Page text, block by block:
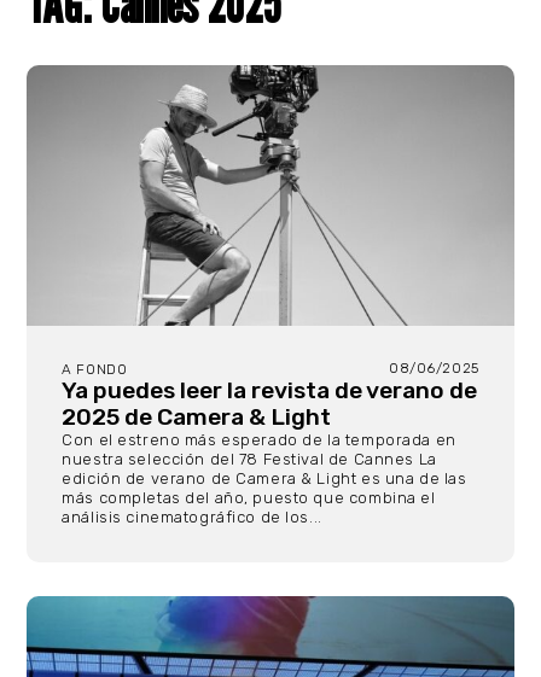
A FONDO 08/06/2025
Ya puedes leer la revista de verano de
2025 de Camera & Light
Con el estreno más esperado de la temporada en
nuestra selección del 78 Festival de Cannes La
edición de verano de Camera & Light es una de las
más completas del año, puesto que combina el
análisis cinematográfico de los...